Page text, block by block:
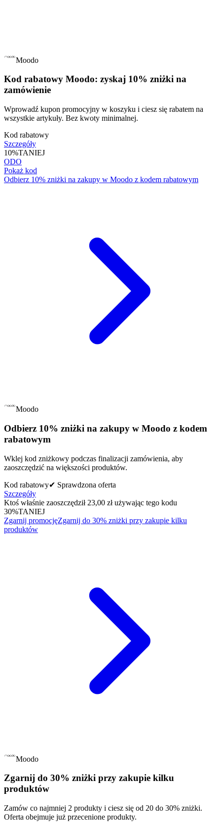
Moodo
Kod rabatowy Moodo: zyskaj 10% zniżki na
zamówienie
Wprowadź kupon promocyjny w koszyku i ciesz się rabatem na
wszystkie artykuły. Bez kwoty minimalnej.
Kod rabatowy
Szczegóły
10%TANIEJ
ODO
Pokaż kod
Odbierz 10% zniżki na zakupy w Moodo z kodem rabatowym
Moodo
Odbierz 10% zniżki na zakupy w Moodo z kodem
rabatowym
Wklej kod zniżkowy podczas finalizacji zamówienia, aby
zaoszczędzić na większości produktów.
Kod rabatowy✔ Sprawdzona oferta
Szczegóły
Ktoś właśnie zaoszczędził 23,00 zł używając tego kodu
30%TANIEJ
Zgarnij promocjęZgarnij do 30% zniżki przy zakupie kilku
produktów
Moodo
Zgarnij do 30% zniżki przy zakupie kilku
produktów
Zamów co najmniej 2 produkty i ciesz się od 20 do 30% zniżki.
Oferta obejmuje już przecenione produkty.